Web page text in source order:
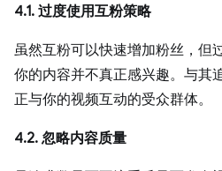
4.1. 过度使用互粉策略
虽然互粉可以快速增加粉丝，但
你的内容并不真正感兴趣。与其
正与你的视频互动的受众群体。
4.2. 忽略内容质量